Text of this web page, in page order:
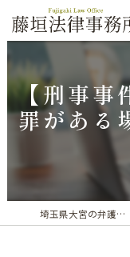
【刑事事
罪がある
埼玉県大宮の弁護士なら藤垣法律事務所